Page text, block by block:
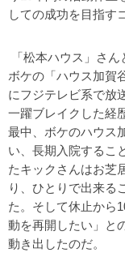
しての成功を目指す
「松本ハウス」さん
ボケの「ハウス加賀
にフジテレビ系で放
一躍ブレイクした経
最中、ボケのハウス
い、長期入院するこ
たキックさんはお芝
り、ひとりで出来る
た。そして休止から
動を再開したい」と
動き出したのだ。